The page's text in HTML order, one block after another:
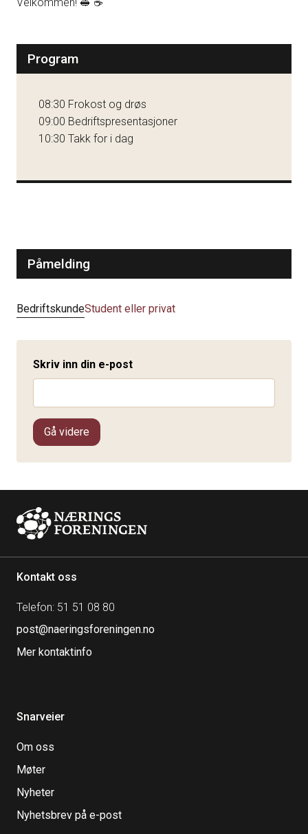
Program
08:30 Frokost og drøs
09:00 Bedriftspresentasjoner
10:30 Takk for i dag
Påmelding
BedriftskundeStudent eller privat
Skriv inn din e-post
Gå videre
Kontakt oss
Telefon: 51 51 08 80
post@naeringsforeningen.no
Mer kontaktinfo
Snarveier
Om oss
Møter
Nyheter
Nyhetsbrev på e-post